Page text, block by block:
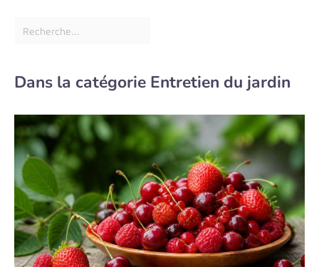
Dans la catégorie Entretien du jardin